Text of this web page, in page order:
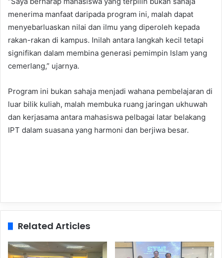
menerima manfaat daripada program ini, malah dapat
menyebarluaskan nilai dan ilmu yang diperoleh kepada
rakan-rakan di kampus. Inilah antara langkah kecil tetapi
signifikan dalam membina generasi pemimpin Islam yang
cemerlang,” ujarnya.
Program ini bukan sahaja menjadi wahana pembelajaran di
luar bilik kuliah, malah membuka ruang jaringan ukhuwah
dan kerjasama antara mahasiswa pelbagai latar belakang
IPT dalam suasana yang harmoni dan berjiwa besar.
Related Articles